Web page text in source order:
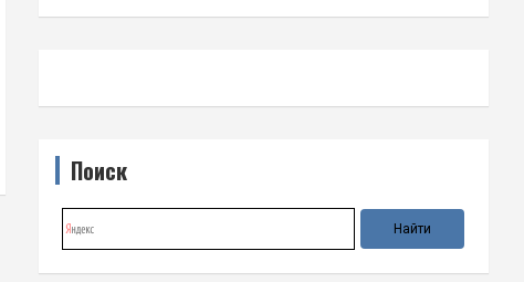
Поиск